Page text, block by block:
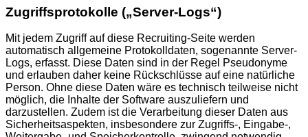
Zugriffsprotokolle („Server-Logs“)
Mit jedem Zugriff auf diese Recruiting-Seite werden
automatisch allgemeine Protokolldaten, sogenannte Server-
Logs, erfasst. Diese Daten sind in der Regel Pseudonyme
und erlauben daher keine Rückschlüsse auf eine natürliche
Person. Ohne diese Daten wäre es technisch teilweise nicht
möglich, die Inhalte der Software auszuliefern und
darzustellen. Zudem ist die Verarbeitung dieser Daten aus
Sicherheitsaspekten, insbesondere zur Zugriffs-, Eingabe-,